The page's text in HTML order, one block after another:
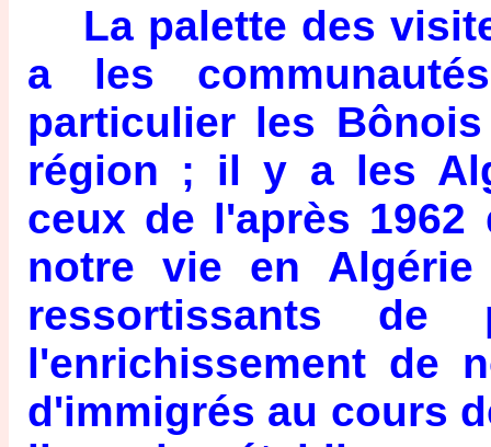
La palette des
a les
particulier les
région ; il y a les
ceux de l'après
notre vie en
ressortissants
l'enrichissement de
d'immigrés au cours